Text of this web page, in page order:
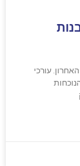
עורכי